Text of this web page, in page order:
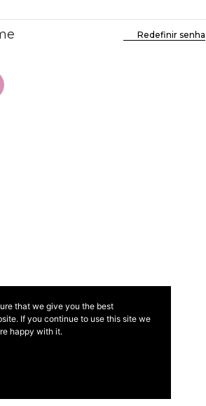
e Devoluções
Termos e condições
Redefinir senha
that we give you the best
If you continue to use this site we
happy with it.